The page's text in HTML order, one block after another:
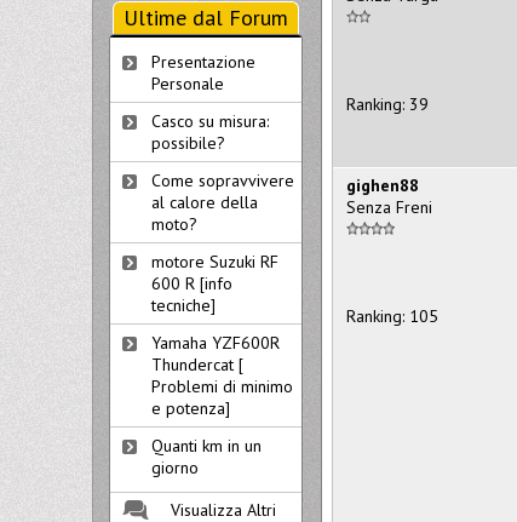
Ranking: 39
gighen88
Senza Freni
Ranking: 105
Ultime dal Forum
Presentazione
Personale
Casco su misura:
possibile?
Come sopravvivere
al calore della
moto?
motore Suzuki RF
600 R [info
tecniche]
Yamaha YZF600R
Thundercat [
Problemi di minimo
e potenza]
Quanti km in un
giorno
Visualizza Altri